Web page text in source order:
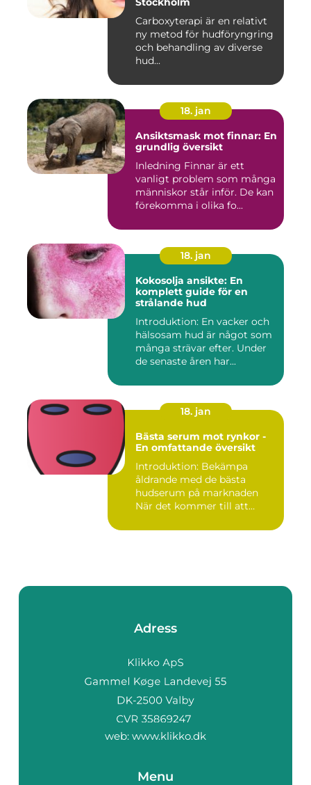
Carboxyterapi är en relativt
ny metod för hudföryngring
och behandling av diverse
hud...
18. jan
Ansiktsmask mot finnar: En
grundlig översikt
Inledning Finnar är ett
vanligt problem som många
människor står inför. De kan
förekomma i olika fo...
18. jan
Kokosolja ansikte: En
komplett guide för en
strålande hud
Introduktion: En vacker och
hälsosam hud är något som
många strävar efter. Under
de senaste åren har...
18. jan
Bästa serum mot rynkor -
En omfattande översikt
Introduktion: Bekämpa
åldrande med de bästa
hudserum på marknaden
När det kommer till att
Adress
web: www.klikko.dk
Menu